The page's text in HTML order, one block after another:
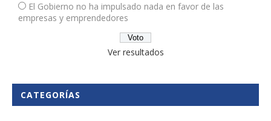
El Gobierno no ha impulsado nada en favor de las
empresas y emprendedores
Ver resultados
CATEGORÍAS